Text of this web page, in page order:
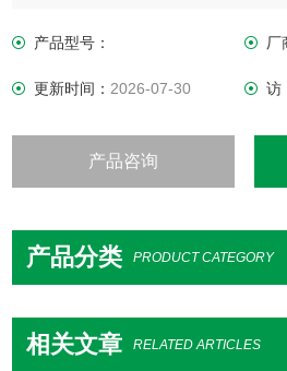
产品型号：
厂
更新时间：2026-07-30 访
产品咨询
产品分类 PRODUCT CATEGORY
相关文章 RELATED ARTICLES